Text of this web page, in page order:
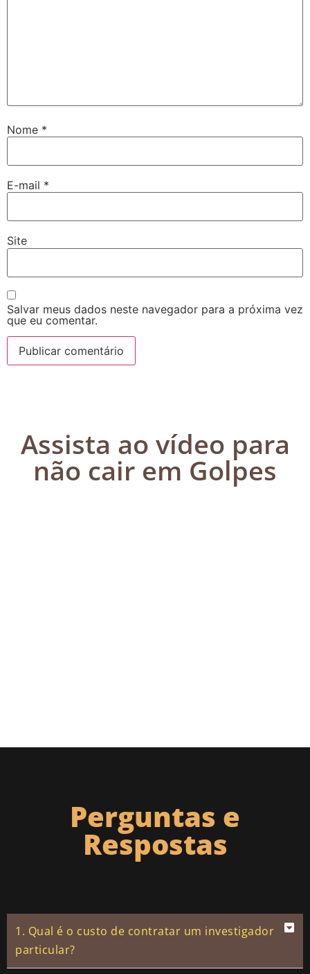
Nome *
E-mail *
Site
Salvar meus dados neste navegador para a próxima vez
que eu comentar.
Assista ao vídeo para
não cair em Golpes
Perguntas e
Respostas
1. Qual é o custo de contratar um investigador
particular?